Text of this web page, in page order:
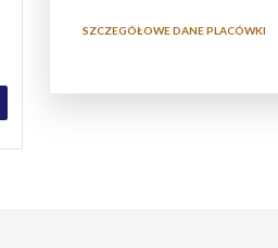
SZCZEGÓŁOWE DANE PLACÓWKI